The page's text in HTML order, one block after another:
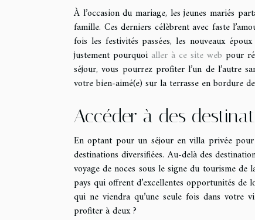
À l’occasion du mariage, les jeunes mariés
famille. Ces derniers célèbrent avec faste
fois les festivités passées, les nouveaux
justement pourquoi aller à ce site web pour
séjour, vous pourrez profiter l’un de l’autre
votre bien-aimé(e) sur la terrasse en bordure
Accéder à des
En optant pour un séjour en villa privée
destinations diversifiées. Au-delà des
voyage de noces sous le signe du tourisme de
pays qui offrent d’excellentes opportunités de
qui ne viendra qu’une seule fois dans votre
profiter à deux ?